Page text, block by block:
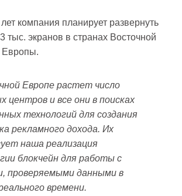
компания планирует развернуть
тыс. экранов в странах Восточной
Европы.
Европе растет число
центров и все они в поисках
технологий для создания
рекламного дохода. Их
наша реализация
блокчейн для работы с
проверяемыми данными в
времени.